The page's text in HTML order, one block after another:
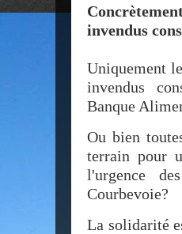
invendus
Uniquement
invendus
Banque
Ou bien
terrain pour
l'urgence
Courbevoie?
La solidarité